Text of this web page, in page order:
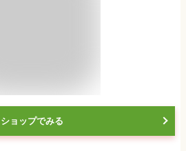
ショップでみる